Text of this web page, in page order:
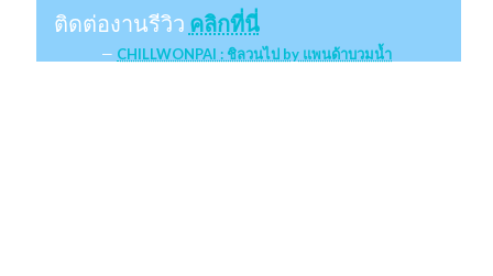
ติดต่องานรีวิว คลิกที่นี่
CHILLWONPAI : ชิลวนไป by แพนด้าบวมน้ำ